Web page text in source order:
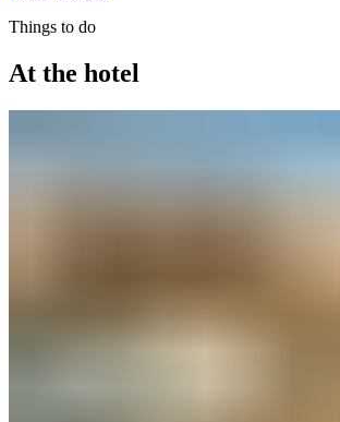
Things to do​​​​‌ ‍ ​‍​‍‌‍ ‌ ​‍‌‍‍‌‌‍‌ ‌‍‍‌‌‍ ‍​‍​‍​ ‍‍​‍​‍‌ ​ ‌‍​‌‌‍ ‍‌‍‍‌‌ ‌​‌ ‍‌​‍ ‍‌‍‍‌‌‍ ​‍​‍​‍ ​​‍​‍‌‍‍​‌ ​‍‌‍‌‌‌‍‌‍​‍​‍​ ‍‍​‍​‍‌‍‍​‌ ‌​‌ ‌​‌ ​​‌ ​ ​ ‍‍​‍ ​‍ ‌‍ ​​‍ ‌‌‍​‌‌‍ ‍‌‍‌​​‍ ‌‌ ​‍​‍ ‌‌‍‍​‌‍ ‌ ‌​‌‍‌‌‌‍ ​‌ ​ ​‍ ‌‌ ​ ‌ ‌​‌ ‌‌‌‍‌​‌‍‍‌‌‍ ​‍ ‍‌ ‌‍‌‍‌‌‌ ​‍‌‍​ ‌‍‌‌‌‍ ​​‍ ‍‌‍​‌‌ ​​‌ ​​​‍ ‌‍‍‌‌‍ ‍‌ ‌​‌‍‌‌‌‍ ‍‌ ‌​​‍ ‌‍‌‌‌‍‌​‌‍‍‌‌ ‌​​‍ ‌‍ ‌‌‍ ‌‍‌​‌‍‌‌​ ‌‌ ​​‌ ​‍‌‍‌‌‌ ​ ‌‍‌‌‌‍ ‍‌ ‌​‌‍​‌‌ ‌​‌‍‍‌‌‍ ‌‍ ‍​ ‍ ‌‍‍‌‌‍‌​​ ‌‌‍​‌​ ​‍‌‍‌‌​ ‍‌​ ‍‌​ ​‍​ ‌ ​ ​ ​‍ ‌​ ‌​‌‍‌‍‌‍​‌​ ‍‌​‍ ‌​ ‌​​ ‌ ‌‍​ ​ ‌ ​‍ ‌​ ‍‌‌‍​‌​ ‍​​ ​‌​‍ ‌​ ‍​‌‍​‌​ ‍​​ ​​‌‍‌‍​ ‍​​ ‍​​ ‌‍​ ‌‍​ ‌‍​ ​‍‌‍​‌​ ‍ ‌ ‌​‌ ‍‌‌ ​​‌‍‌‌​ ‌‌‍‍​‌‍ ‌ ‌​‌‍‌‌‌‍ ​‌‌​ ‌‍‍‌‌ ‌​‌‍‌‌‌‌​​‌‍​‌‌‍‌ ‌‍‌‌​ ‍ ‌ ​​‌‍​‌‌ ‌​‌‍‍​​ ‌‌ ​​‌‍​‌‌‍‌ ‌‍‌‌‌​​‍‌ ‌‌‌‍‍‌‌‍ ​‌‍‌​‌‍‌‌‌ ​‍​‍‌‌​ ‌‌‌​​‍‌‌ ‌‍‍ ‌‍‌‌‌ ‍‌​‍‌‌​ ​ ‌​‌​​‍‌‌​ ​ ‌​‌​​‍‌‌​ ​‍​ ​‍​ ​‍‌‍​‍​ ‍​‌‍​‍​ ‍​​ ‍​​ ‌​‌‍‌​​ ​ ‌‍‌​​ ​ ‌‍‌‌​‍‌‌​ ​‍​ ​‍​‍‌‌​ ‌‌‌​‌​​‍ ‍‌ ​ ‌ ‌‌‌‍​‍‌‍‍​‌‍‌‌‌‍​‌‌‍‌​‌‍‍‌‌‍ ‍‌‍‌ ​ ‌‍​‍‌‍​‌‌ ​ ‌‍‌‌‌‌‌‌‌ ​‍‌‍ ​​ ‌‌‍‍​‌ ‌​‌ ‌​‌ ​​‌ ​ ​‍‌‌​ ​ ‌​​‌​‍‌‌​ ​‍‌​‌‍​‍‌‌​ ​‍‌​‌‍‌‍ ​​‍ ‌‌‍​‌‌‍ ‍‌‍‌​​‍ ‌‌ ​‍​‍ ‌‌‍‍​‌‍ ‌ ‌​‌‍‌‌‌‍ ​‌ ​ ​‍ ‌‌ ​ ‌ ‌​‌ ‌‌‌‍‌​‌‍‍‌‌‍ ​‍ ‍‌ ‌‍‌‍‌‌‌ ​‍‌‍​ ‌‍‌‌‌‍ ​​‍ ‍‌‍​‌‌ ​​‌ ​​​‍‌‍‌‍‍‌‌‍‌​​ ‌‌‍​‌​ ​‍‌‍‌‌​ ‍‌​ ‍‌​ ​‍​ ‌ ​ ​ ​‍ ‌​ ‌​‌‍‌‍‌‍​‌​ ‍‌​‍ ‌​ ‌​​ ‌ ‌‍​ ​ ‌ ​‍ ‌​ ‍‌‌‍​‌​ ‍​​ ​‌​‍ ‌​ ‍​‌‍​‌​ ‍​​ ​​‌‍‌‍​ ‍​​ ‍​​ ‌‍​ ‌‍​ ‌‍​ ​‍‌‍​‌​‍‌‍‌ ‌​‌ ‍‌‌ ​​‌‍‌‌​ ‌‌‍‍​‌‍ ‌ ‌​‌‍‌‌‌‍ ​‌‌​ ‌‍‍‌‌ ‌​‌‍‌‌‌‌​​‌‍​‌‌‍‌ ‌‍‌‌​‍‌‍‌ ​​‌‍​‌‌ ‌​‌‍‍​​ ‌‌ ​​‌‍​‌‌‍‌ ‌‍‌‌‌​​‍‌ ‌‌‌‍‍‌‌‍ ​‌‍‌​‌‍‌‌‌ ​‍​‍‌‌​ ‌‌‌​​‍‌‌ ‌‍‍ ‌‍‌‌‌ ‍‌​‍‌‌​ ​ ‌​‌​​‍‌‌​ ​ ‌​‌​​‍‌‌​ ​‍​ ​‍​ ​‍‌‍​‍​ ‍​‌‍​‍​ ‍​​ ‍​​ ‌​‌‍‌​​ ​ ‌‍‌​​ ​ ‌‍‌‌​‍‌‌​ ​‍​ ​‍​‍‌‌​ ‌‌‌​‌​​‍ ‍‌ ​ ‌ ‌‌‌‍​‍‌‍‍​‌‍‌‌‌‍​‌‌‍‌​‌‍‍‌‌‍ ‍‌‍‌ ​‍‌‍‌ ​​‌‍‌‌‌ ​‍‌ ​ ‌ ​​‌‍‌‌‌‍​ ‌ ‌​‌‍‍‌‌ ‌‍‌‍‌‌​ ‌‌ ​​‌ ‌‌‌‍​‍‌‍ ​‌‍‍‌‌ ​ ‌‍‍​‌‍‌‌‌‍‌​​‍​‍‌ ‌
At the hotel​​​​‌ ‍ ​‍​‍‌‍ ‌ ​‍‌‍‍‌‌‍‌ ‌‍‍‌‌‍ ‍​‍​‍​ ‍‍​‍​‍‌ ​ ‌‍​‌‌‍ ‍‌‍‍‌‌ ‌​‌ ‍‌​‍ ‍‌‍‍‌‌‍ ​‍​‍​‍ ​​‍​‍‌‍‍​‌ ​‍‌‍‌‌‌‍‌‍​‍​‍​ ‍‍​‍​‍‌‍‍​‌ ‌​‌ ‌​‌ ​​‌ ​ ​ ‍‍​‍ ​‍ ‌‍ ​​‍ ‌‌‍​‌‌‍ ‍‌‍‌​​‍ ‌‌ ​‍​‍ ‌‌‍‍​‌‍ ‌ ‌​‌‍‌‌‌‍ ​‌ ​ ​‍ ‌‌ ​ ‌ ‌​‌ ‌‌‌‍‌​‌‍‍‌‌‍ ​‍ ‍‌ ‌‍‌‍‌‌‌ ​‍‌‍​ ‌‍‌‌‌‍ ​​‍ ‍‌‍​‌‌ ​​‌ ​​​‍ ‌‍‍‌‌‍ ‍‌ ‌​‌‍‌‌‌‍ ‍‌ ‌​​‍ ‌‍‌‌‌‍‌​‌‍‍‌‌ ‌​​‍ ‌‍ ‌‌‍ ‌‍‌​‌‍‌‌​ ‌‌ ​​‌ ​‍‌‍‌‌‌ ​ ‌‍‌‌‌‍ ‍‌ ‌​‌‍​‌‌ ‌​‌‍‍‌‌‍ ‌‍ ‍​ ‍ ‌‍‍‌‌‍‌​​ ‌‌‍​‌​ ​‍‌‍‌‌​ ‍‌​ ‍‌​ ​‍​ ‌ ​ ​ ​‍ ‌​ ‌​‌‍‌‍‌‍​‌​ ‍‌​‍ ‌​ ‌​​ ‌ ‌‍​ ​ ‌ ​‍ ‌​ ‍‌‌‍​‌​ ‍​​ ​‌​‍ ‌​ ‍​‌‍​‌​ ‍​​ ​​‌‍‌‍​ ‍​​ ‍​​ ‌‍​ ‌‍​ ‌‍​ ​‍‌‍​‌​ ‍ ‌ ‌​‌ ‍‌‌ ​​‌‍‌‌​ ‌‌‍‍​‌‍ ‌ ‌​‌‍‌‌‌‍ ​‌‌​ ‌‍‍‌‌ ‌​‌‍‌‌‌‌​​‌‍​‌‌‍‌ ‌‍‌‌​ ‍ ‌ ​​‌‍​‌‌ ‌​‌‍‍​​ ‌‌ ​​‌‍​‌‌‍‌ ‌‍‌‌‌​​‍‌ ‌‌‌‍‍‌‌‍ ​‌‍‌​‌‍‌‌‌ ​‍​‍‌‌​ ‌‌‌​​‍‌‌ ‌‍‍ ‌‍‌‌‌ ‍‌​‍‌‌​ ​ ‌​‌​​‍‌‌​ ​ ‌​‌​​‍‌‌​ ​‍​ ​‍​ ​‍‌‍​‍​ ‍​‌‍​‍​ ‍​​ ‍​​ ‌​‌‍‌​​ ​ ‌‍‌​​ ​ ‌‍‌‌​‍‌‌​ ​‍​ ​‍​‍‌‌​ ‌‌‌​‌​​‍ ‍‌‍‍​‌‍‌‌‌‍​‌‌‍‌​‌‍‍‌‌‍ ‍‌‍‌ ​ ‌‍​‍‌‍​‌‌ ​ ‌‍‌‌‌‌‌‌‌ ​‍‌‍ ​​ ‌‌‍‍​‌ ‌​‌ ‌​‌ ​​‌ ​ ​‍‌‌​ ​ ‌​​‌​‍‌‌​ ​‍‌​‌‍​‍‌‌​ ​‍‌​‌‍‌‍ ​​‍ ‌‌‍​‌‌‍ ‍‌‍‌​​‍ ‌‌ ​‍​‍ ‌‌‍‍​‌‍ ‌ ‌​‌‍‌‌‌‍ ​‌ ​ ​‍ ‌‌ ​ ‌ ‌​‌ ‌‌‌‍‌​‌‍‍‌‌‍ ​‍ ‍‌ ‌‍‌‍‌‌‌ ​‍‌‍​ ‌‍‌‌‌‍ ​​‍ ‍‌‍​‌‌ ​​‌ ​​​‍‌‍‌‍‍‌‌‍‌​​ ‌‌‍​‌​ ​‍‌‍‌‌​ ‍‌​ ‍‌​ ​‍​ ‌ ​ ​ ​‍ ‌​ ‌​‌‍‌‍‌‍​‌​ ‍‌​‍ ‌​ ‌​​ ‌ ‌‍​ ​ ‌ ​‍ ‌​ ‍‌‌‍​‌​ ‍​​ ​‌​‍ ‌​ ‍​‌‍​‌​ ‍​​ ​​‌‍‌‍​ ‍​​ ‍​​ ‌‍​ ‌‍​ ‌‍​ ​‍‌‍​‌​‍‌‍‌ ‌​‌ ‍‌‌ ​​‌‍‌‌​ ‌‌‍‍​‌‍ ‌ ‌​‌‍‌‌‌‍ ​‌‌​ ‌‍‍‌‌ ‌​‌‍‌‌‌‌​​‌‍​‌‌‍‌ ‌‍‌‌​‍‌‍‌ ​​‌‍​‌‌ ‌​‌‍‍​​ ‌‌ ​​‌‍​‌‌‍‌ ‌‍‌‌‌​​‍‌ ‌‌‌‍‍‌‌‍ ​‌‍‌​‌‍‌‌‌ ​‍​‍‌‌​ ‌‌‌​​‍‌‌ ‌‍‍ ‌‍‌‌‌ ‍‌​‍‌‌​ ​ ‌​‌​​‍‌‌​ ​ ‌​‌​​‍‌‌​ ​‍​ ​‍​ ​‍‌‍​‍​ ‍​‌‍​‍​ ‍​​ ‍​​ ‌​‌‍‌​​ ​ ‌‍‌​​ ​ ‌‍‌‌​‍‌‌​ ​‍​ ​‍​‍‌‌​ ‌‌‌​‌​​‍ ‍‌‍‍​‌‍‌‌‌‍​‌‌‍‌​‌‍‍‌‌‍ ‍‌‍‌ ​‍‌‍‌ ​​‌‍‌‌‌ ​‍‌ ​ ‌ ​​‌‍‌‌‌‍​ ‌ ‌​‌‍‍‌‌ ‌‍‌‍‌‌​ ‌‌ ​​‌ ‌‌‌‍​‍‌‍ ​‌‍‍‌‌ ​ ‌‍‍​‌‍‌‌‌‍‌​​‍​‍‌ ‌